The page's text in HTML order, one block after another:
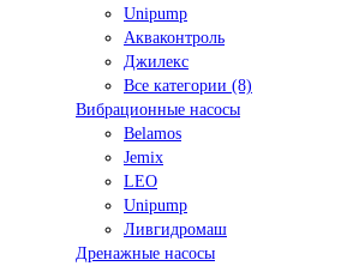
Unipump
Акваконтроль
Джилекс
Все категории (8)
Вибрационные насосы
Belamos
Jemix
LEO
Unipump
Ливгидромаш
Дренажные насосы